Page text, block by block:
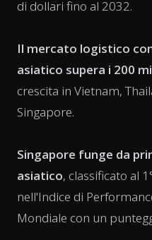
di dollari fino al 2032.
Il mercato logistico
asiatico supera i 200
crescita in Vietnam,
Singapore.
Singapore funge da
asiatico, classificato al
nell'Indice di
Mondiale con un